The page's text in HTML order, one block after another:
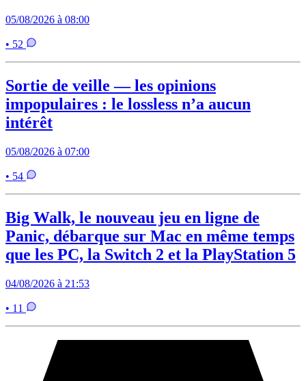
05/08/2026 à 08:00
• 52
Sortie de veille — les opinions
impopulaires : le lossless n’a aucun
intérêt
05/08/2026 à 07:00
• 54
Big Walk, le nouveau jeu en ligne de
Panic, débarque sur Mac en même temps
que les PC, la Switch 2 et la PlayStation 5
04/08/2026 à 21:53
• 11